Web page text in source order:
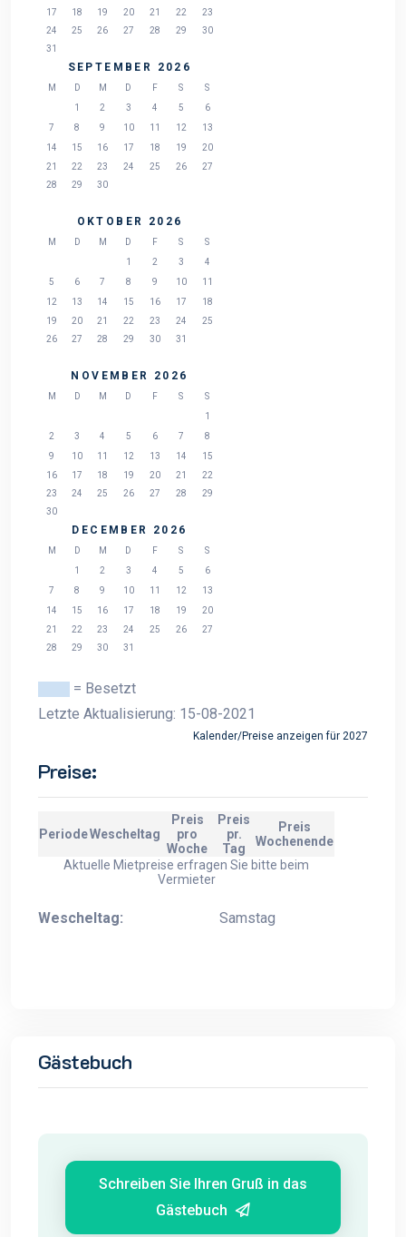
17
18 19 20 21 22
23
24
25 26 27 28 29
30
31
SEPTEMBER 2026
M D M D F S
S
1
2 3 4 5
6
7
8 9 10 11 12
13
14
15 16 17 18 19
20
21
22 23 24 25 26
27
28
29 30
OKTOBER 2026
M D M D F S
S
1
2 3
4
5
6 7 8 9 10
11
12
13 14 15 16 17
18
19
20 21 22 23 24
25
26
27 28 29 30 31
NOVEMBER 2026
M D M D F S
S
1
2
3 4 5 6 7
8
9
10 11 12 13 14
15
16
17 18 19 20 21
22
23
24 25 26 27 28
29
30
DECEMBER 2026
M D M D F S
S
1
2 3 4 5
6
7
8 9 10 11 12
13
14
15 16 17 18 19
20
21
22 23 24 25 26
27
28
29 30 31
= Besetzt
Letzte Aktualisierung: 15-08-2021
Kalender/Preise anzeigen für 2027
Preise:
PeriodeWescheltag
Preis
pro
Woche
Preis
pr.
Tag
Preis
Wochenende
Aktuelle Mietpreise erfragen Sie bitte beim
Vermieter
Wescheltag: Samstag
Gästebuch
Schreiben Sie Ihren Gruß in das
Gästebuch